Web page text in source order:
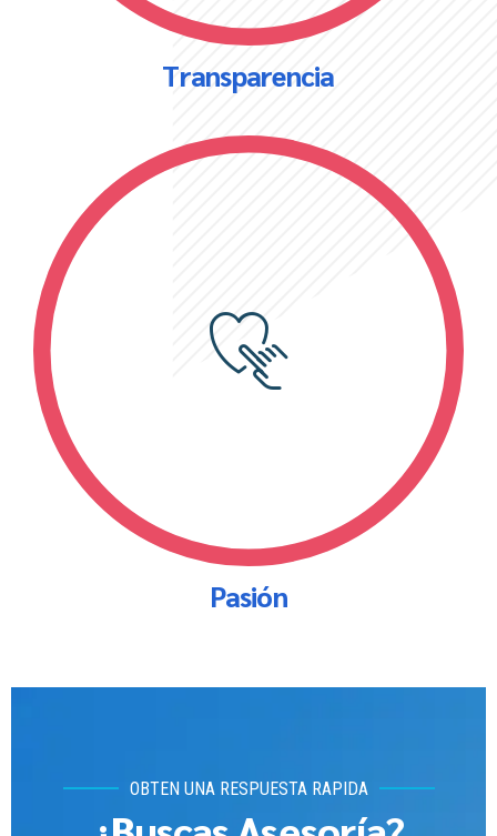
Transparencia
Pasión
OBTEN UNA RESPUESTA RAPIDA